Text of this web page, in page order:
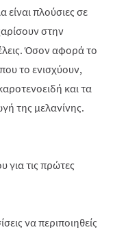
είναι πλούσιες σε
στην
Όσον αφορά το
το ενισχύουν,
και τα
της μελανίνης.
να περιποιηθείς